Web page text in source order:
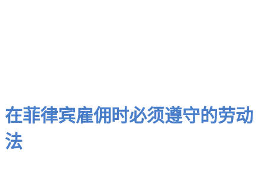
在菲律宾雇佣时必须遵守的劳动
法